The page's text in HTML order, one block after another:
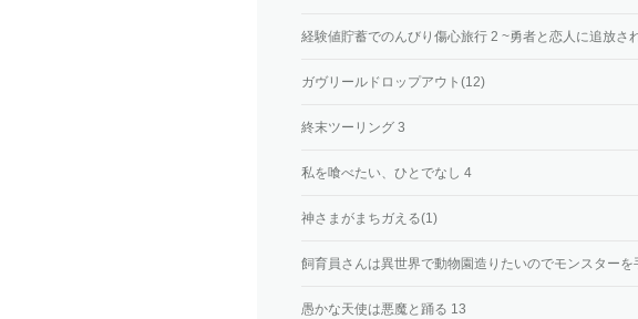
経験値貯蓄でのんびり傷心旅行 2 ~勇者と恋人に追放さ
ガヴリールドロップアウト(12)
終末ツーリング 3
私を喰べたい、ひとでなし 4
神さまがまちガえる(1)
飼育員さんは異世界で動物園造りたいのでモンスターを
愚かな天使は悪魔と踊る 13